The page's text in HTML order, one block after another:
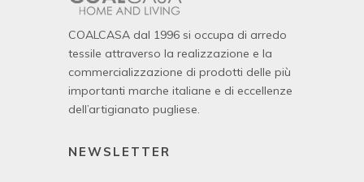
COALCASA dal 1996 si occupa di arredo
tessile attraverso la realizzazione e la
commercializzazione di prodotti delle più
importanti marche italiane e di eccellenze
dell’artigianato pugliese.
NEWSLETTER